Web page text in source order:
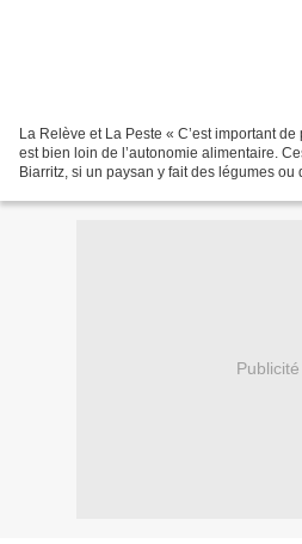
La Relève et La Peste « C’est important
est bien loin de l’autonomie alimentaire.
Biarritz, si un paysan y fait des légumes ou
Publicité